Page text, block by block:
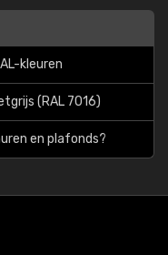
kleuren
(RAL 7016)
en plafonds?